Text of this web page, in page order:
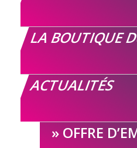
LA BOUTIQUE
ACTUALITÉS
OFFRE